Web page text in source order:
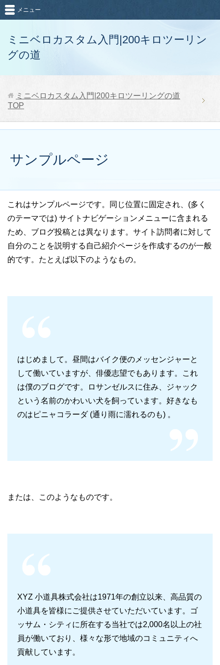
ミニベロカスタム入門|200キロツーリン
グの道
メニュー
ミニベロカスタム入門|200キロツーリングの道
TOP
サンプルページ
これはサンプルページです。同じ位置に固定され、(多く
のテーマでは) サイトナビゲーションメニューに含まれる
ため、ブログ投稿とは異なります。サイト訪問者に対して
自分のことを説明する自己紹介ページを作成するのが一般
的です。たとえば以下のようなもの。
はじめまして。昼間はバイク便のメッセンジャーと
して働いていますが、俳優志望でもあります。これ
は僕のブログです。ロサンゼルスに住み、ジャック
という名前のかわいい犬を飼っています。好きなも
のはピニャコラーダ (通り雨に濡れるのも) 。
または、このようなものです。
XYZ 小道具株式会社は1971年の創立以来、高品質の
小道具を皆様にご提供させていただいています。ゴ
ッサム・シティに所在する当社では2,000名以上の社
員が働いており、様々な形で地域のコミュニティへ
貢献しています。